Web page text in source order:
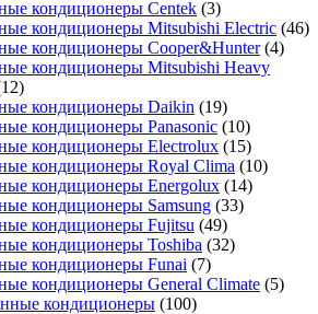
кондиционеры Centek (3)
кондиционеры Mitsubishi Electric (46)
кондиционеры Cooper&Hunter (4)
кондиционеры Mitsubishi Heavy
кондиционеры Daikin (19)
кондиционеры Panasonic (10)
кондиционеры Electrolux (15)
кондиционеры Royal Clima (10)
кондиционеры Energolux (14)
кондиционеры Samsung (33)
кондиционеры Fujitsu (49)
кондиционеры Toshiba (32)
кондиционеры Funai (7)
кондиционеры General Climate (5)
кондиционеры (100)